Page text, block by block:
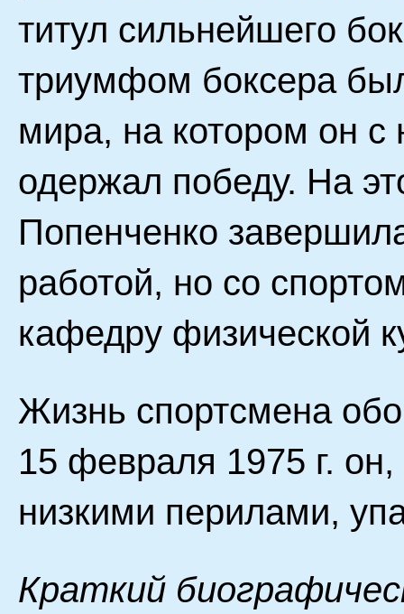
титул сильнейшего
триумфом боксера
мира, на котором он с
одержал победу. На
Попенченко
работой, но со
кафедру физической
Жизнь спортсмена
15 февраля 1975 г.
низкими перилами,
Краткий